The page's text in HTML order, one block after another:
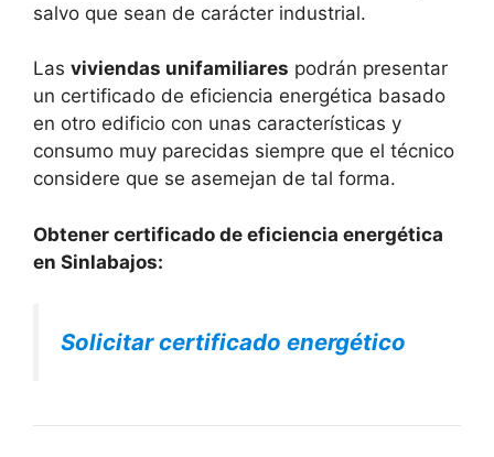
salvo que sean de carácter industrial.
Las viviendas unifamiliares podrán presentar
un certificado de eficiencia energética basado
en otro edificio con unas características y
consumo muy parecidas siempre que el técnico
considere que se asemejan de tal forma.
Obtener certificado de eficiencia energética
en Sinlabajos:
Solicitar certificado energético